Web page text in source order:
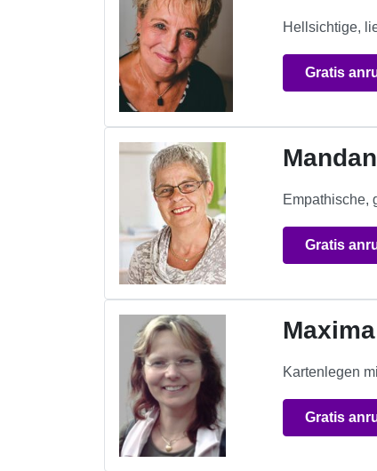
Hellsichtige,
Gratis
Empathische,
Gratis
Kartenlegen
Gratis